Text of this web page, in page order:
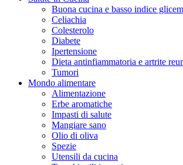
Buona cucina e basso indice
Celiachia
Colesterolo
Diabete
Ipertensione
Dieta antinfiammatoria e artrite
Tumori
Mondo alimentare
Alimentazione
Erbe aromatiche
Impasti di salute
Mangiare sano
Olio di oliva
Spezie
Utensili da cucina